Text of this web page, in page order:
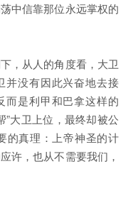
中信靠那位永远掌权的
，从人的角度看，大卫
并没有因此兴奋地去接
而是利甲和巴拿这样的
”大卫上位，最终却被公
的真理：上帝神圣的计
许，也从不需要我们，